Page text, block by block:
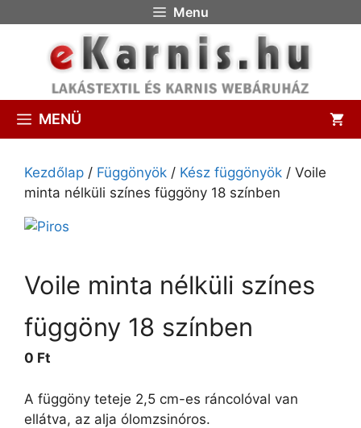
Menu
MENÜ
Kezdőlap / Függönyök / Kész függönyök / Voile
minta nélküli színes függöny 18 színben
Voile minta nélküli színes
függöny 18 színben
0 Ft
A függöny teteje 2,5 cm-es ráncolóval van
ellátva, az alja ólomzsinóros.